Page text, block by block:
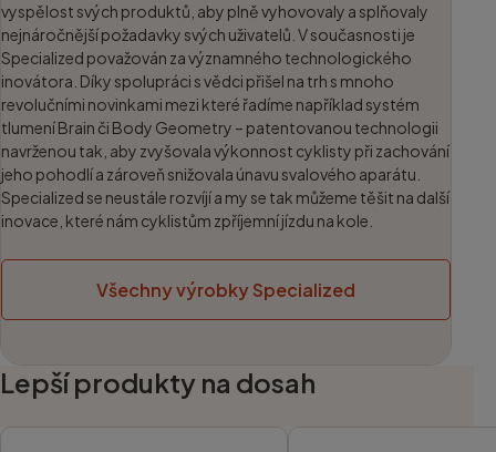
vyspělost svých produktů, aby plně vyhovovaly a splňovaly
nejnáročnější požadavky svých uživatelů. V současnosti je
Specialized považován za významného technologického
inovátora. Díky spolupráci s vědci přišel na trh s mnoho
revolučními novinkami mezi které řadíme například systém
tlumení Brain či Body Geometry – patentovanou technologii
navrženou tak, aby zvyšovala výkonnost cyklisty při zachování
jeho pohodlí a zároveň snižovala únavu svalového aparátu.
Specialized se neustále rozvíjí a my se tak můžeme těšit na další
inovace, které nám cyklistům zpříjemní jízdu na kole.
Všechny výrobky Specialized
Lepší produkty na dosah